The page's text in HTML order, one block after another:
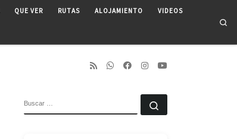
QUE VER RUTAS ALOJAMIENTO VIDEOS